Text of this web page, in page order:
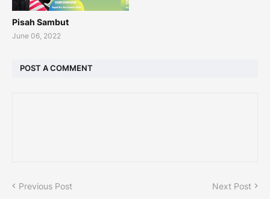
Pisah Sambut
June 06, 2022
POST A COMMENT
Previous Post Next Post